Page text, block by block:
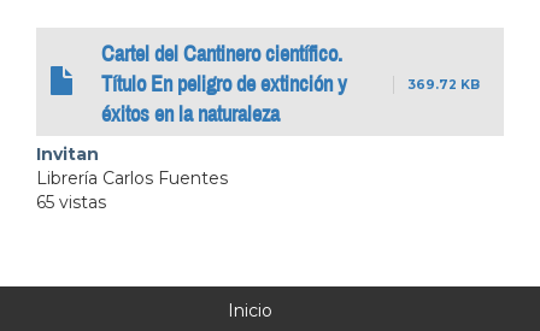
Cartel del Cantinero científico.
Título En peligro de extinción y
éxitos en la naturaleza
369.72 KB
Invitan
Librería Carlos Fuentes
65 vistas
Inicio